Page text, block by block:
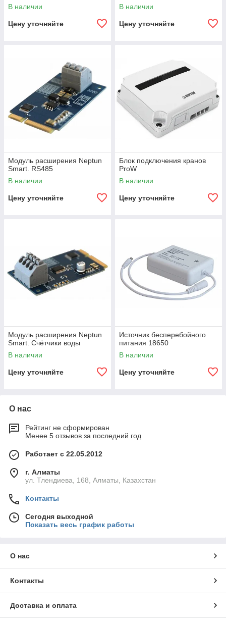
В наличии
Цену уточняйте
В наличии
Цену уточняйте
Модуль расширения Neptun
Smart. RS485
В наличии
Цену уточняйте
Блок подключения кранов
ProW
В наличии
Цену уточняйте
Модуль расширения Neptun
Smart. Счётчики воды
В наличии
Цену уточняйте
Источник бесперебойного
питания 18650
В наличии
Цену уточняйте
О нас
Рейтинг не сформирован
Менее 5 отзывов за последний год
Работает с 22.05.2012
г. Алматы
ул. Тлендиева, 168, Алматы, Казахстан
Контакты
Сегодня выходной
Показать весь график работы
О нас
Контакты
Доставка и оплата